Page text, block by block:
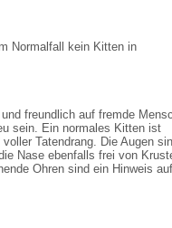
Normalfall kein Kitten in
freundlich auf fremde
sein. Ein normales Kitten ist
Tatendrang. Die Augen
Nase ebenfalls frei von
Ohren sind ein Hinweis auf